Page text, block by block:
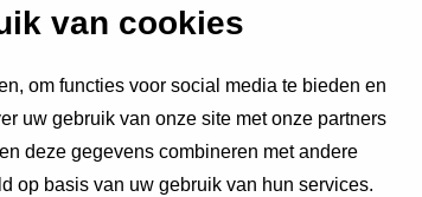
van cookies
om functies voor social media te bieden en
uw gebruik van onze site met onze partners
deze gegevens combineren met andere
op basis van uw gebruik van hun services.
Schrijf je in